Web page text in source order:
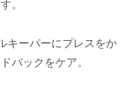
。
キーパーにプレスをか
バックをケア。